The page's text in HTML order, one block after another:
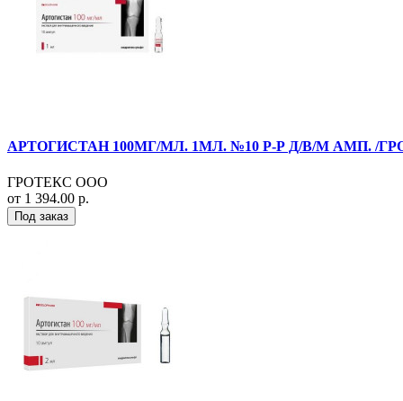
АРТОГИСТАН 100МГ/МЛ. 1МЛ. №10 Р-Р Д/В/М АМП. /
ГРОТЕКС ООО
от 1 394.00 р.
Под заказ